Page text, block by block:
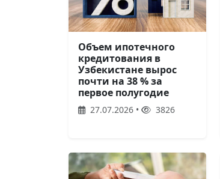
Объем ипотечного
кредитования в
Узбекистане вырос
почти на 38 % за
первое полугодие
27.07.2026 • 3826